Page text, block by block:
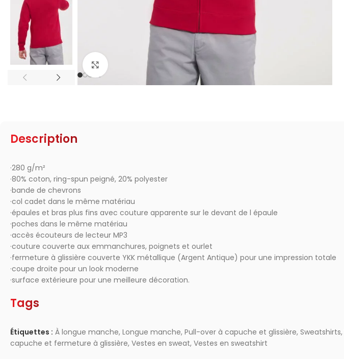
Click to enlarge
Description
·280 g/m²
·80% coton, ring-spun peigné, 20% polyester
·bande de chevrons
·col cadet dans le même matériau
·épaules et bras plus fins avec couture apparente sur le devant de l épaule
·poches dans le même matériau
·accès écouteurs de lecteur MP3
·couture couverte aux emmanchures, poignets et ourlet
·fermeture à glissière couverte YKK métallique (Argent Antique) pour une impression totale
·coupe droite pour un look moderne
·surface extérieure pour une meilleure décoration.
Tags
Étiquettes : À longue manche, Longue manche, Pull-over à capuche et glissière, Sweatshirts,
capuche et fermeture à glissière, Vestes en sweat, Vestes en sweatshirt